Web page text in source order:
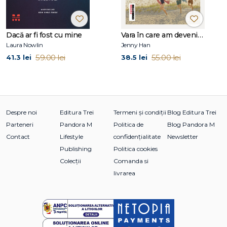
Dacă ar fi fost cu mine
Laura Nowlin
41.3 lei 59.00 lei
Vara în care am devenit frumoasă (seria Vara, vol. 1, ediție tie-in)
Jenny Han
38.5 lei 55.00 lei
Despre noi
Parteneri
Contact
Editura Trei
Pandora M
Lifestyle
Publishing
Colecții
Termeni și condiții
Politica de
confidențialitate
Politica cookies
Comanda si
livrarea
Blog Editura Trei
Blog Pandora M
Newsletter